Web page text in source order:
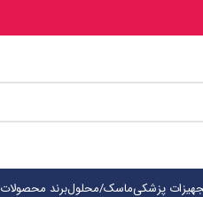
پزشکیماسک/محلولبرند محصولات